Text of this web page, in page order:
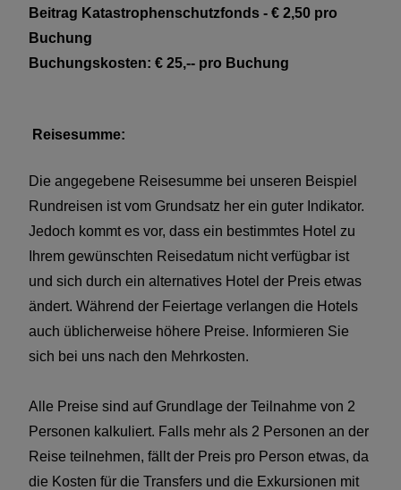
Beitrag Katastrophenschutzfonds - € 2,50 pro
Buchung
Buchungskosten: € 25,-- pro Buchung
Reisesumme:
Die angegebene Reisesumme bei unseren Beispiel
Rundreisen ist vom Grundsatz her ein guter Indikator.
Jedoch kommt es vor, dass ein bestimmtes Hotel zu
Ihrem gewünschten Reisedatum nicht verfügbar ist
und sich durch ein alternatives Hotel der Preis etwas
ändert. Während der Feiertage verlangen die Hotels
auch üblicherweise höhere Preise. Informieren Sie
sich bei uns nach den Mehrkosten.
Alle Preise sind auf Grundlage der Teilnahme von 2
Personen kalkuliert. Falls mehr als 2 Personen an der
Reise teilnehmen, fällt der Preis pro Person etwas, da
die Kosten für die Transfers und die Exkursionen mit